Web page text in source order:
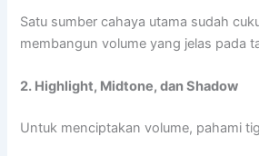
Satu sumber cahaya utama sudah
membangun volume yang jelas pada
2. Highlight, Midtone, dan Shadow
Untuk menciptakan volume, pahami